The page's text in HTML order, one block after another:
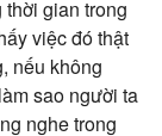
gian trong
việc đó thật
nếu không
sao người ta
nghe trong